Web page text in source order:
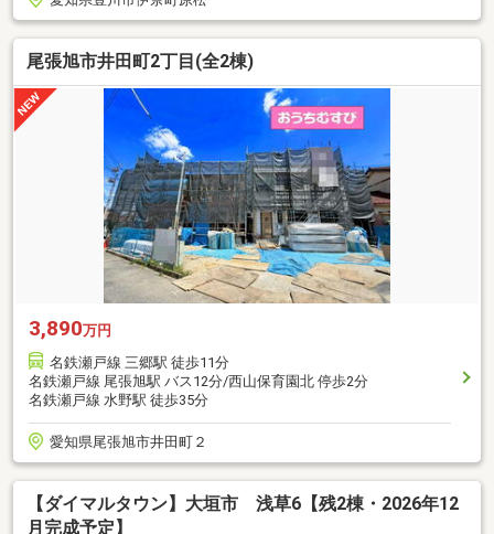
尾張旭市井田町2丁目(全2棟)
3,890万円
名鉄瀬戸線 三郷駅 徒歩11分
名鉄瀬戸線 尾張旭駅 バス12分/西山保育園北 停歩2分
名鉄瀬戸線 水野駅 徒歩35分
愛知県尾張旭市井田町２
【ダイマルタウン】大垣市 浅草6【残2棟・2026年12
月完成予定】